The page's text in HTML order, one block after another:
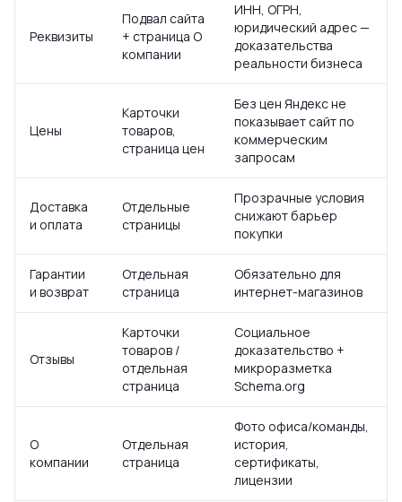
Реквизиты
Подвал сайта
+ страница О
компании
ИНН, ОГРН,
юридический адрес —
доказательства
реальности бизнеса
Цены
Карточки
товаров,
страница цен
Без цен Яндекс не
показывает сайт по
коммерческим
запросам
Доставка
и оплата
Отдельные
страницы
Прозрачные условия
снижают барьер
покупки
Гарантии
и возврат
Отдельная
страница
Обязательно для
интернет-магазинов
Отзывы
Карточки
товаров /
отдельная
страница
Социальное
доказательство +
микроразметка
Schema.org
О
компании
Отдельная
страница
Фото офиса/команды,
история,
сертификаты,
лицензии